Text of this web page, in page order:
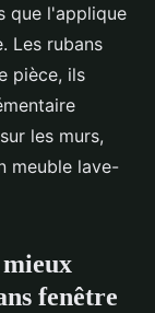
que l'applique
Les rubans
pièce, ils
les murs,
meuble lave-
fenêtre